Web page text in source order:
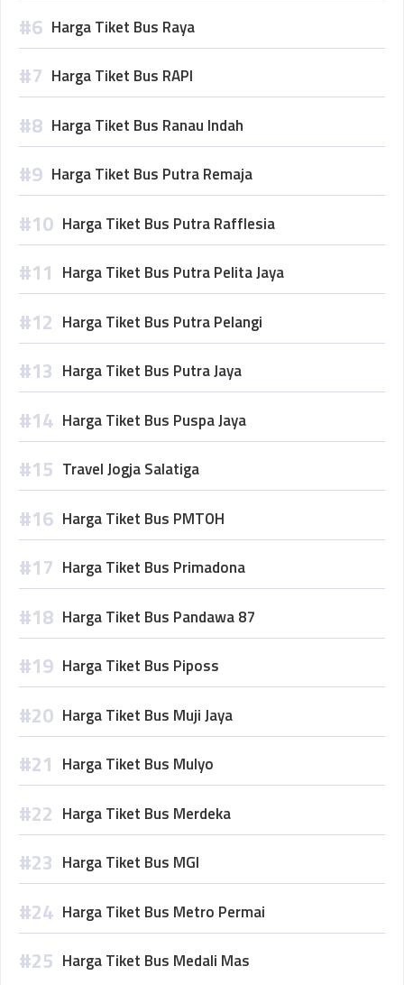
Harga Tiket Bus Raya
Harga Tiket Bus RAPI
Harga Tiket Bus Ranau Indah
Harga Tiket Bus Putra Remaja
Harga Tiket Bus Putra Rafflesia
Harga Tiket Bus Putra Pelita Jaya
Harga Tiket Bus Putra Pelangi
Harga Tiket Bus Putra Jaya
Harga Tiket Bus Puspa Jaya
Travel Jogja Salatiga
Harga Tiket Bus PMTOH
Harga Tiket Bus Primadona
Harga Tiket Bus Pandawa 87
Harga Tiket Bus Piposs
Harga Tiket Bus Muji Jaya
Harga Tiket Bus Mulyo
Harga Tiket Bus Merdeka
Harga Tiket Bus MGI
Harga Tiket Bus Metro Permai
Harga Tiket Bus Medali Mas